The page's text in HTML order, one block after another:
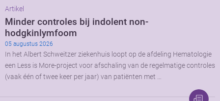
Artikel
Minder controles bij indolent non-
hodgkinlymfoom
05 augustus 2026
In het Albert Schweitzer ziekenhuis loopt op de afdeling Hematologie
een Less is More-project voor afschaling van de regelmatige controles
(vaak één of twee keer per jaar) van patiënten met …